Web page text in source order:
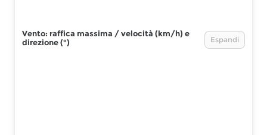
Vento: raffica massima / velocità (km/h) e
direzione (°)
Espandi